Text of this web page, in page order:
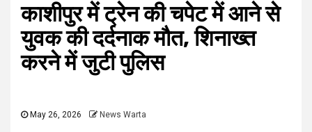
काशीपुर में ट्रेन की चपेट में आने से
युवक की दर्दनाक मौत, शिनाख्त
करने में जुटी पुलिस
May 26, 2026 News Warta